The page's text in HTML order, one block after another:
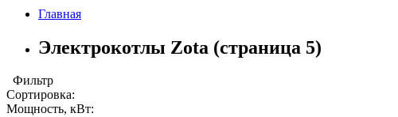
Главная
Электрокотлы Zota (страница 5)
Фильтр
Сортировка:
Мощность, кВт: